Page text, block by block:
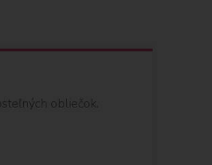
obliečok.